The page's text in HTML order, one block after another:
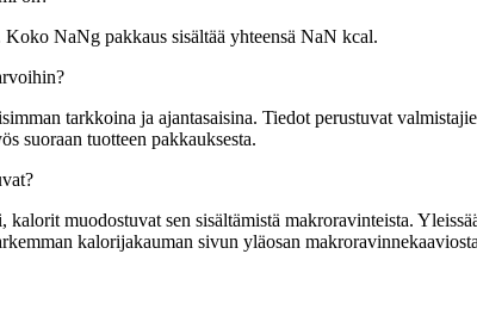
NaNg pakkaus sisältää yhteensä NaN kcal.
tarkkoina ja ajantasaisina. Tiedot perustuvat
suoraan tuotteen pakkauksesta.
muodostuvat sen sisältämistä makroravinteista.
kalorijakauman sivun yläosan